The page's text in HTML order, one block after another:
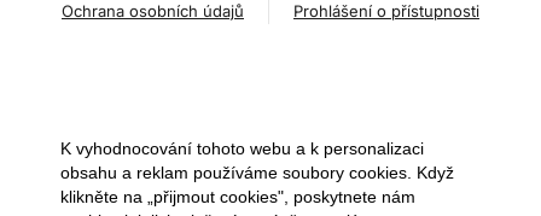
Ochrana osobních údajů Prohlášení o přístupnosti
K vyhodnocování tohoto webu a k personalizaci
obsahu a reklam používáme soubory cookies. Když
klikněte na „přijmout cookies", poskytnete nám